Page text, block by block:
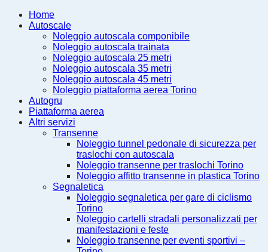
Home
Autoscale
Noleggio autoscala componibile
Noleggio autoscala trainata
Noleggio autoscala 25 metri
Noleggio autoscala 35 metri
Noleggio autoscala 45 metri
Noleggio piattaforma aerea Torino
Autogru
Piattaforma aerea
Altri servizi
Transenne
Noleggio tunnel pedonale di sicurezza per
traslochi con autoscala
Noleggio transenne per traslochi Torino
Noleggio affitto transenne in plastica Torino
Segnaletica
Noleggio segnaletica per gare di ciclismo
Torino
Noleggio cartelli stradali personalizzati per
manifestazioni e feste
Noleggio transenne per eventi sportivi –